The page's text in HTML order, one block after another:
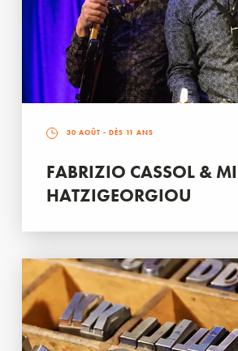
30 AOÛT - DÈS 11 ANS
FABRIZIO CASSOL &
HATZIGEORGIOU